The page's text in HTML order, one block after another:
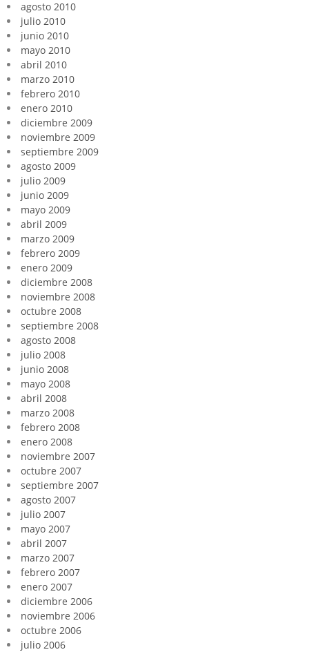
agosto 2010
julio 2010
junio 2010
mayo 2010
abril 2010
marzo 2010
febrero 2010
enero 2010
diciembre 2009
noviembre 2009
septiembre 2009
agosto 2009
julio 2009
junio 2009
mayo 2009
abril 2009
marzo 2009
febrero 2009
enero 2009
diciembre 2008
noviembre 2008
octubre 2008
septiembre 2008
agosto 2008
julio 2008
junio 2008
mayo 2008
abril 2008
marzo 2008
febrero 2008
enero 2008
noviembre 2007
octubre 2007
septiembre 2007
agosto 2007
julio 2007
mayo 2007
abril 2007
marzo 2007
febrero 2007
enero 2007
diciembre 2006
noviembre 2006
octubre 2006
julio 2006